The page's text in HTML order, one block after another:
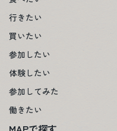
行きたい
買いたい
参加したい
体験したい
参加してみた
働きたい